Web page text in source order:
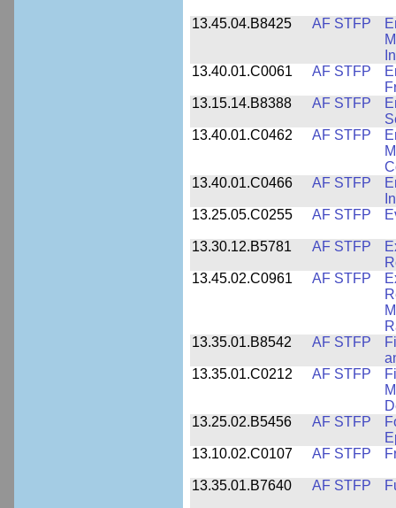
13.45.04.B8425 AF STFP
13.40.01.C0061
AF STFP
13.15.14.B8388
AF STFP
13.40.01.C0462
AF STFP
13.40.01.C0466
AF STFP
13.25.05.C0255
AF STFP
13.30.12.B5781 AF STFP
13.45.02.C0961
AF STFP
13.35.01.B8542
AF STFP
13.35.01.C0212
AF STFP
13.25.02.B5456
AF STFP
13.10.02.C0107
AF STFP
13.35.01.B7640 AF STFP